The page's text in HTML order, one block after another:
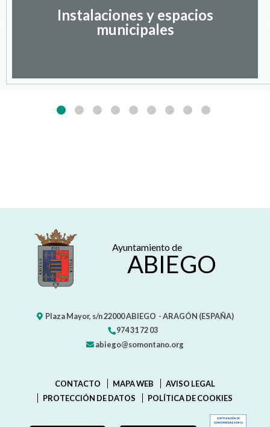
Instalaciones y espacios
municipales
Ayuntamiento de
ABIEGO
Plaza Mayor, s/n22000ABIEGO - ARAGÓN (ESPAÑA)
974 31 72 03
abiego@somontano.org
CONTACTO MAPA WEB
AVISO LEGAL
PROTECCIÓN DE DATOS
POLÍTICA DE COOKIES